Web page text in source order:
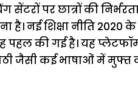
सेंटरों पर छात्रों की
नई शिक्षा नीति 2020 के
पहल की गई है। यह
जैसी कई भाषाओं में मुफ्त